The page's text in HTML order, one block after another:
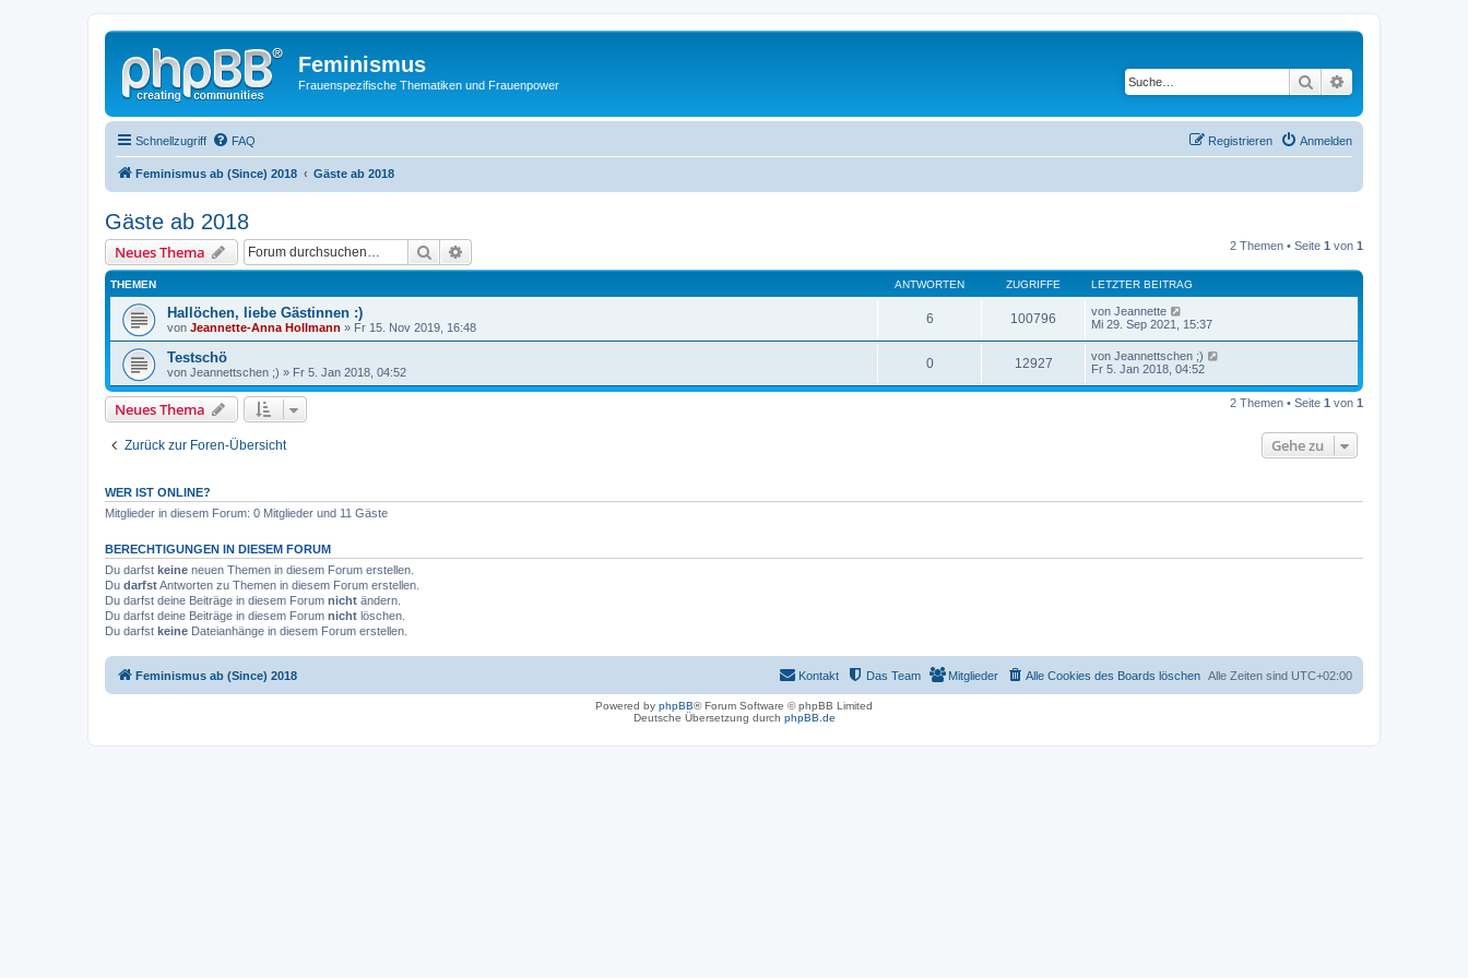
Feminismus
Frauenspezifische Thematiken und Frauenpower Suche
Schnellzugriff FAQ Anmelden
Registrieren
Feminismus ab (Since) 2018 Gäste ab 2018
Gäste ab 2018
Neues Thema Suche 2 Themen • Seite 1 von 1
THEMEN ANTWORTEN ZUGRIFFE LETZTER BEITRAG
Hallöchen, liebe Gästinnen :)
von Jeannette-Anna Hollmann » Fr 15. Nov 2019, 16:48
6 100796 von Jeannette
Mi 29. Sep 2021, 15:37
Testschö
von Jeannettschen ;) » Fr 5. Jan 2018, 04:52
0 12927 von Jeannettschen ;)
Fr 5. Jan 2018, 04:52
Neues Thema 2 Themen • Seite 1 von 1
Zurück zur Foren-Übersicht Gehe zu
WER IST ONLINE?
Mitglieder in diesem Forum: 0 Mitglieder und 11 Gäste
BERECHTIGUNGEN IN DIESEM FORUM
Du darfst keine neuen Themen in diesem Forum erstellen.
Du darfstAntworten zu Themen in diesem Forum erstellen.
Du darfst deine Beiträge in diesem Forum nicht ändern.
Du darfst deine Beiträge in diesem Forum nicht löschen.
Du darfst keine Dateianhänge in diesem Forum erstellen.
Feminismus ab (Since) 2018 Alle Zeiten sind UTC+02:00
Alle Cookies des Boards löschen
Mitglieder
Das Team
Kontakt
Powered by phpBB® Forum Software © phpBB Limited
Deutsche Übersetzung durch phpBB.de